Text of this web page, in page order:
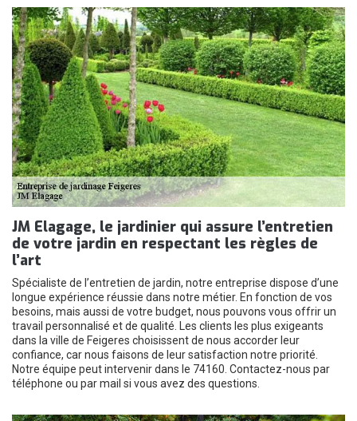
JM Elagage, le jardinier qui assure l’entretien
de votre jardin en respectant les règles de
l’art
Spécialiste de l’entretien de jardin, notre entreprise dispose d’une
longue expérience réussie dans notre métier. En fonction de vos
besoins, mais aussi de votre budget, nous pouvons vous offrir un
travail personnalisé et de qualité. Les clients les plus exigeants
dans la ville de Feigeres choisissent de nous accorder leur
confiance, car nous faisons de leur satisfaction notre priorité.
Notre équipe peut intervenir dans le 74160. Contactez-nous par
téléphone ou par mail si vous avez des questions.